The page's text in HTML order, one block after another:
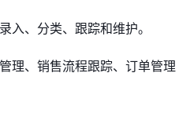
入、分类、跟踪和维护。
理、销售流程跟踪、订单管理